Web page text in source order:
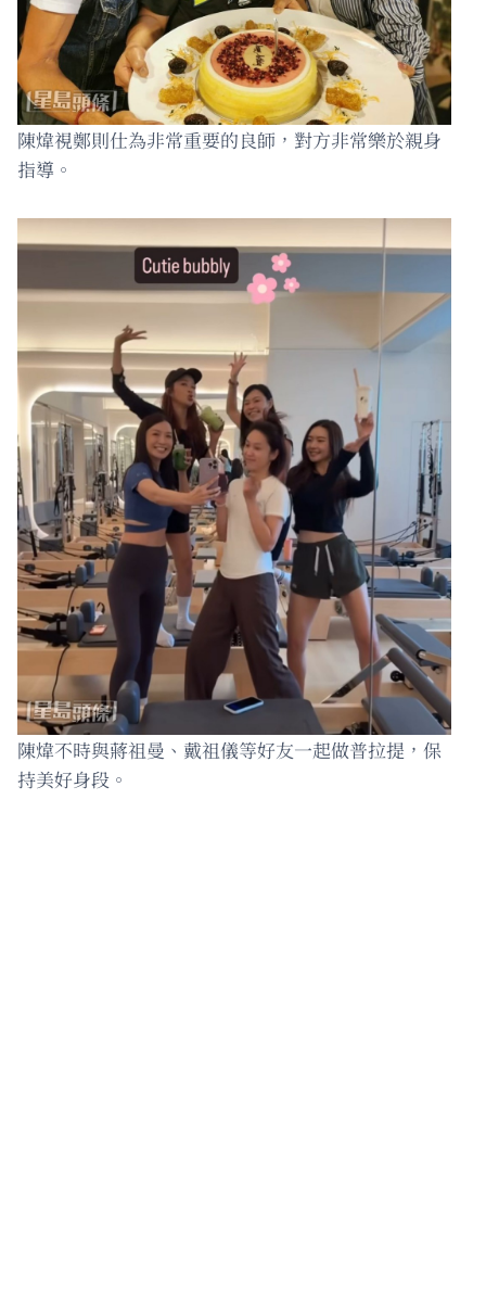
陳煒視鄭則仕為非常重要的良師，對方非常樂於親身
指導。
陳煒不時與蔣祖曼、戴祖儀等好友一起做普拉提，保
持美好身段。